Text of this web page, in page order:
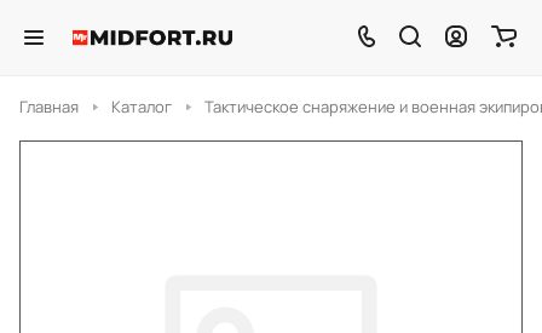
Главная Каталог Тактическое снаряжение и военная